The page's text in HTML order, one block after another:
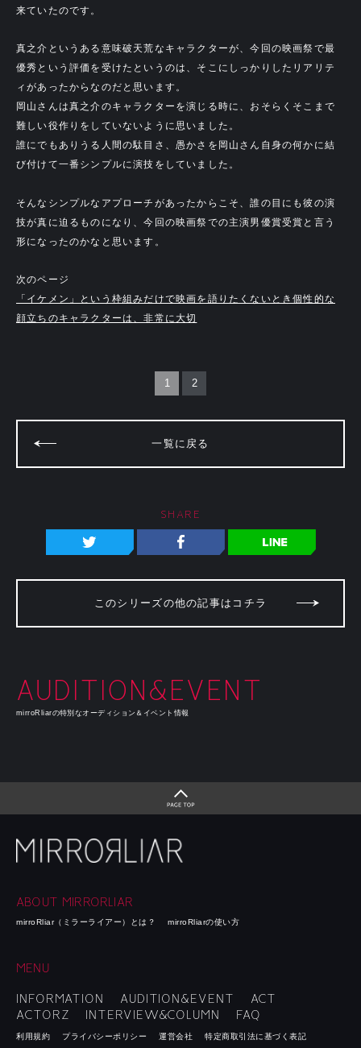
来ていたのです。
真之介というある意味破天荒なキャラクターが、今回の映画祭で最
優秀という評価を受けたというのは、そこにしっかりしたリアリテ
ィがあったからなのだと思います。
岡山さんは真之介のキャラクターを演じる時に、おそらくそこまで
難しい役作りをしていないように思いました。
誰にでもありうる人間の駄目さ、愚かさを岡山さん自身の何かに結
び付けて一番シンプルに演技をしていました。
そんなシンプルなアプローチがあったからこそ、誰の目にも彼の演
技が真に迫るものになり、今回の映画祭での主演男優賞受賞と言う
形になったのかなと思います。
次のページ
「イケメン」という枠組みだけで映画を語りたくないとき個性的な
顔立ちのキャラクターは、非常に大切
1 2
一覧に戻る
SHARE
このシリーズの他の記事はコチラ
AUDITION&EVENT
mirroRliarの特別なオーディション＆イベント情報
ABOUT MIRRORLIAR
mirroRliar（ミラーライアー）とは？ mirroRliarの使い方
MENU
INFORMATION AUDITION&EVENT
ACT
ACTORZ
INTERVIEW&COLUMN FAQ
利用規約 プライバシーポリシー 運営会社 特定商取引法に基づく表記